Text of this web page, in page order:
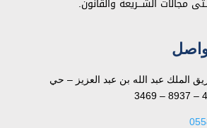
مجالات الشـــريعة والقانون.
الملك عبد الله بن عبد العزيز – حي